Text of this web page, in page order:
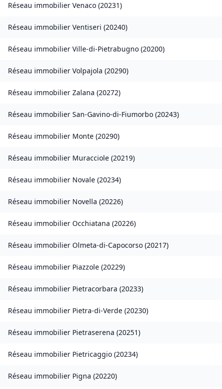
Réseau immobilier Venaco (20231)
Réseau immobilier Ventiseri (20240)
Réseau immobilier Ville-di-Pietrabugno (20200)
Réseau immobilier Volpajola (20290)
Réseau immobilier Zalana (20272)
Réseau immobilier San-Gavino-di-Fiumorbo (20243)
Réseau immobilier Monte (20290)
Réseau immobilier Muracciole (20219)
Réseau immobilier Novale (20234)
Réseau immobilier Novella (20226)
Réseau immobilier Occhiatana (20226)
Réseau immobilier Olmeta-di-Capocorso (20217)
Réseau immobilier Piazzole (20229)
Réseau immobilier Pietracorbara (20233)
Réseau immobilier Pietra-di-Verde (20230)
Réseau immobilier Pietraserena (20251)
Réseau immobilier Pietricaggio (20234)
Réseau immobilier Pigna (20220)